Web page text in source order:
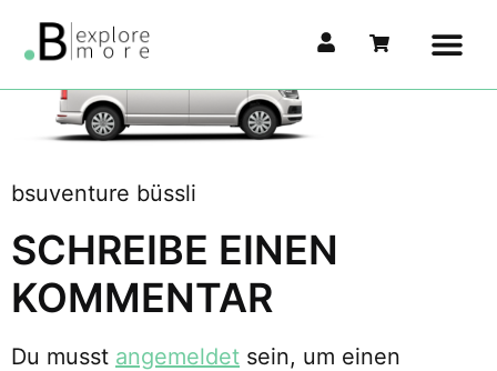
bsuventure büssli
SCHREIBE EINEN
KOMMENTAR
Du musst angemeldet sein, um einen